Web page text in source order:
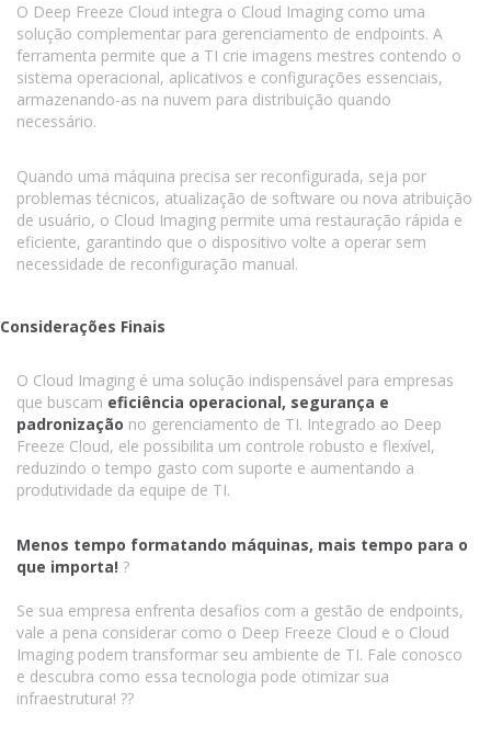
O Deep Freeze Cloud integra o Cloud Imaging como uma
solução complementar para gerenciamento de endpoints. A
ferramenta permite que a TI crie imagens mestres contendo o
sistema operacional, aplicativos e configurações essenciais,
armazenando-as na nuvem para distribuição quando
necessário.
Quando uma máquina precisa ser reconfigurada, seja por
problemas técnicos, atualização de software ou nova atribuição
de usuário, o Cloud Imaging permite uma restauração rápida e
eficiente, garantindo que o dispositivo volte a operar sem
necessidade de reconfiguração manual.
Considerações Finais
O Cloud Imaging é uma solução indispensável para empresas
que buscam eficiência operacional, segurança e
padronização no gerenciamento de TI. Integrado ao Deep
Freeze Cloud, ele possibilita um controle robusto e flexível,
reduzindo o tempo gasto com suporte e aumentando a
produtividade da equipe de TI.
Menos tempo formatando máquinas, mais tempo para o
que importa! ?
Se sua empresa enfrenta desafios com a gestão de endpoints,
vale a pena considerar como o Deep Freeze Cloud e o Cloud
Imaging podem transformar seu ambiente de TI. Fale conosco
e descubra como essa tecnologia pode otimizar sua
infraestrutura! ??